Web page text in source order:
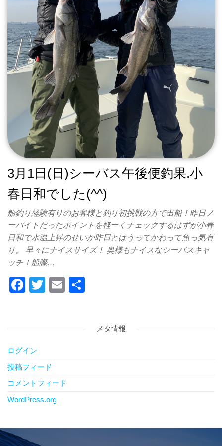
3月1日(日)シーバス午後便釣果.小
春日和でした(^^)
船釣り経験有りのお客様と釣り初挑戦の方で出船！昨日ノ
ーバイトだったポイントを軽ーくチェックするはずが小春
日和で水温上昇のせいか昨日とはうってかわって魚っ気有
り。 早々にナイスサイズ！ 奥様もナイスなシーバスキャ
ッチ！船際…
F
e
b
o
o
k
T
er
E
メタ情報
ログイン
投稿フィード
コメントフィード
WordPress.org